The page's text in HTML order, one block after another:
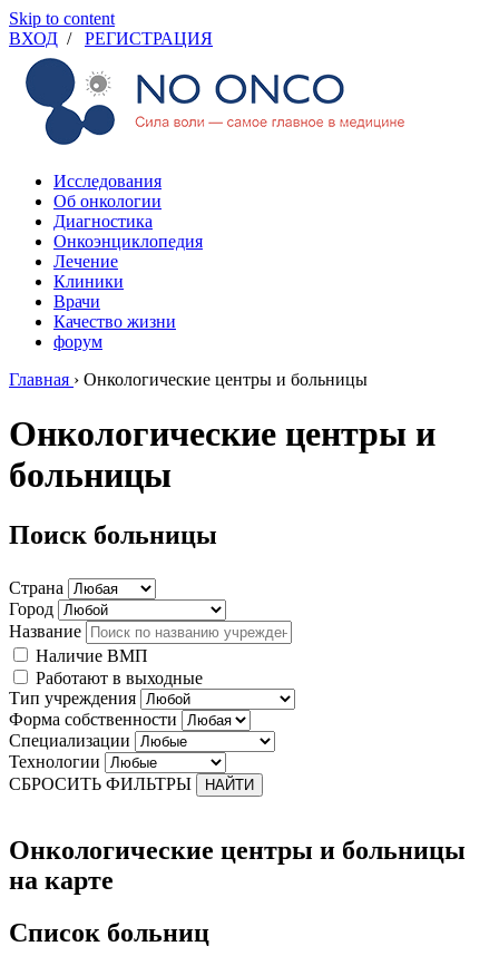
Skip to content
ВХОД / РЕГИСТРАЦИЯ
Исследования
Об онкологии
Диагностика
Онкоэнциклопедия
Лечение
Клиники
Врачи
Качество жизни
форум
Главная › Онкологические центры и больницы
Онкологические центры и
больницы
Поиск больницы
Страна
Город
Название
Наличие ВМП
Работают в выходные
Тип учреждения
Форма собственности
Специализации
Технологии
СБРОСИТЬ ФИЛЬТРЫ
Онкологические центры и больницы
на карте
Список больниц